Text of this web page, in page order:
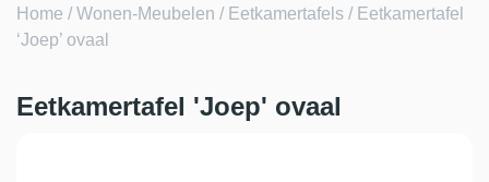
Home /Wonen-Meubelen / Eetkamertafels / Eetkamertafel
‘Joep’ ovaal
Eetkamertafel 'Joep' ovaal